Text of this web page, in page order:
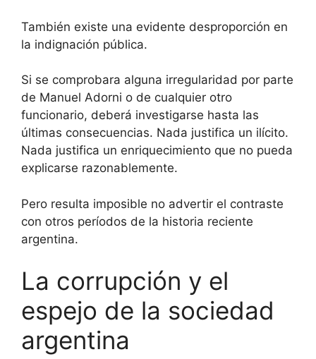
También existe una evidente desproporción en
la indignación pública.
Si se comprobara alguna irregularidad por parte
de Manuel Adorni o de cualquier otro
funcionario, deberá investigarse hasta las
últimas consecuencias. Nada justifica un ilícito.
Nada justifica un enriquecimiento que no pueda
explicarse razonablemente.
Pero resulta imposible no advertir el contraste
con otros períodos de la historia reciente
argentina.
La corrupción y el
espejo de la sociedad
argentina